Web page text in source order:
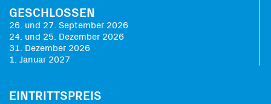
GESCHLOSSEN
26. und 27. September 2026
24. und 25. Dezember 2026
31. Dezember 2026
1. Januar 2027
EINTRITTSPREIS